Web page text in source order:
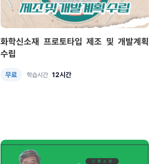
화학신소재 프로토타입 제조 및 개발계획
수립
무료 학습시간 12시간